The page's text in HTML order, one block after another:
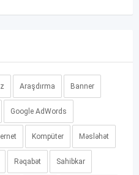
Araşdırma Banner
Google AdWords
Kompüter Məsləhət
Rəqabət Sahibkar